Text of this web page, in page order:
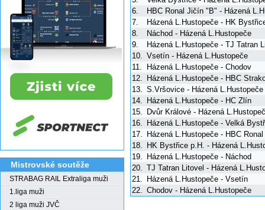
Mistrovské soutěže
STRABAG RAIL Extraliga muži
1.liga muži
2 liga muži JVČ
6.
HBC Ronal Jičín "B" - Házená
7.
Házená L.Hustopeče - HK
8.
Náchod - Házená L.Hustopeče
9.
Házená L.Hustopeče - TJ Tatran
10.
Vsetín - Házená L.Hustopeče
11.
Házená L.Hustopeče - Chodov
12.
Házená L.Hustopeče - HBC
13.
S.Vršovice - Házená L.Hustopeče
14.
Házená L.Hustopeče - HC Zlín
15.
Dvůr Králové - Házená
16.
Házená L.Hustopeče - Velká
17.
Házená L.Hustopeče - HBC
18.
HK Bystřice p.H. - Házená
19.
Házená L.Hustopeče - Náchod
20.
TJ Tatran Litovel - Házená
21.
Házená L.Hustopeče - Vsetín
22.
Chodov - Házená L.Hustopeče